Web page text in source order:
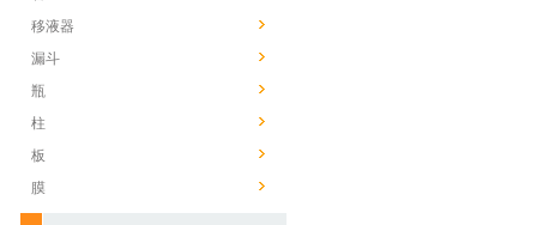
移液器
漏斗
瓶
柱
板
膜